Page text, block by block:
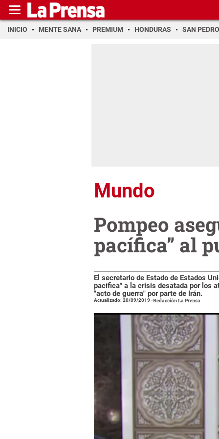
INICIO MENTE SANA PREMIUM HONDURAS SAN PEDRO
Mundo
Pompeo
pacífica” al
El secretario de Estado de Estados
pacífica" a la crisis desatada por los
"acto de guerra" por parte de Irán.
Actualizado: 20/09/2019-Redacción La Prensa